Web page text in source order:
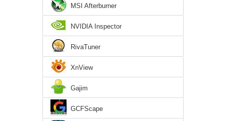
MSI Afterburner
NVIDIA Inspector
RivaTuner
XnView
Gajim
GCFScape